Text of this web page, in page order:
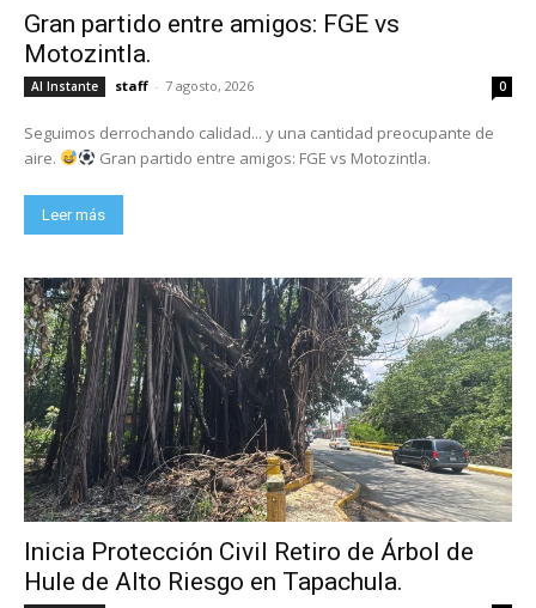
Gran partido entre amigos: FGE vs
Motozintla.
Al Instante staff - 7 agosto, 2026 0
Seguimos derrochando calidad... y una cantidad preocupante de
aire.
Gran partido entre amigos: FGE vs Motozintla.
Leer más
Inicia Protección Civil Retiro de Árbol de
Hule de Alto Riesgo en Tapachula.